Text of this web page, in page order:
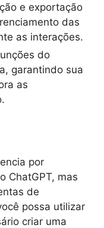
e exportação
das
as interações.
do
garantindo sua
as
por
ChatGPT, mas
de
possa utilizar
criar uma